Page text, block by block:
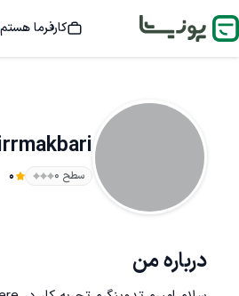
کارفرما هستم
سطح ۰ 0
درباره من